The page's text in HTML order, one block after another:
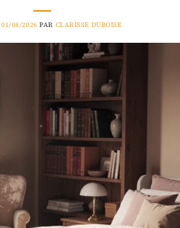
01/08/2026 PAR CLARISSE DUBOISE